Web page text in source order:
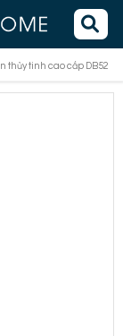
thủy tinh cao cấp DB52